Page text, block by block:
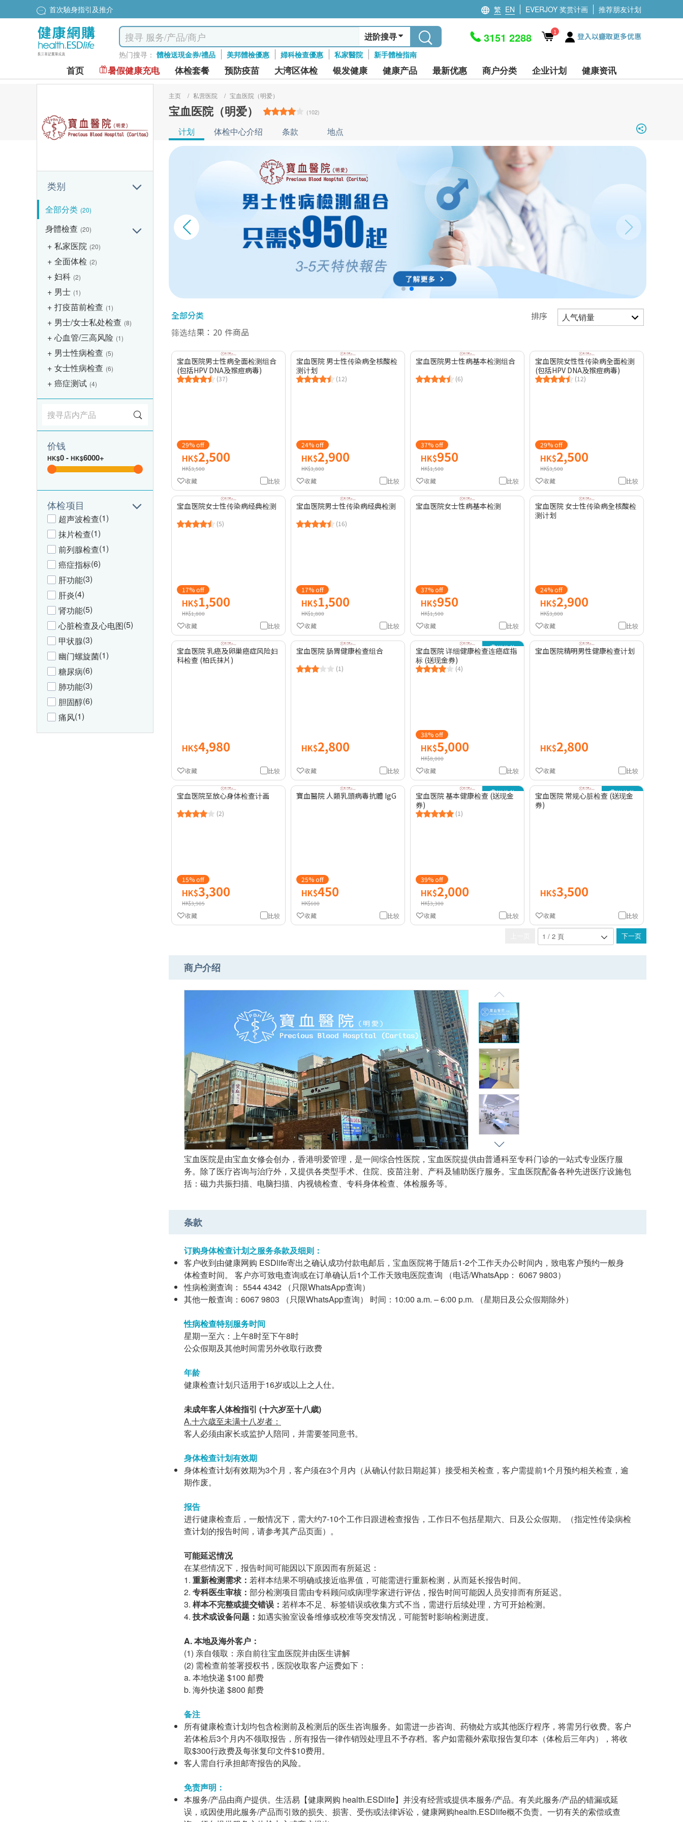
首次驗身指引及推介 繁 EN EVERJOY 奖赏计画 推荐朋友计划
进阶搜寻
热门搜寻： 體檢送現金券/禮品 美邦體檢優惠 婦科檢查優惠 私家醫院 新手體檢指南
3151 2288 1 登入以赚取更多优惠
首页 暑假健康充电 体检套餐 预防疫苗 大湾区体检 银发健康 健康产品 最新优惠 商户分类 企业计划 健康资讯
类别
全部分类 (20)
身體檢查 (20)
私家医院 (20)
全面体检 (2)
妇科 (2)
男士 (1)
打疫苗前检查 (1)
男士/女士私处检查 (8)
心血管/三高风险 (1)
男士性病检查 (5)
女士性病检查 (6)
癌症测试 (4)
价钱
HK$0- HK$6000+
体检项目
超声波检查(1)
抹片检查(1)
前列腺检查(1)
癌症指标(6)
肝功能(3)
肝炎(4)
肾功能(5)
心脏检查及心电图(5)
甲状腺(3)
幽门螺旋菌(1)
糖尿病(6)
肺功能(3)
胆固醇(6)
痛风(1)
主页 / 私营医院 / 宝血医院（明爱）
宝血医院（明爱） (102)
计划 体检中心介绍 条款 地点
全部分类
排序
筛选结果：20 件商品
宝血医院男士性病全面检测组合
(包括HPV DNA及猴痘病毒)
(37)
29% off
HK$2,500
HK$3,500
比较
收藏
宝血医院 男士性传染病全核酸检
测计划
(12)
24% off
HK$2,900
HK$3,800
比较
收藏
宝血医院男士性病基本检测组合
(6)
37% off
HK$950
HK$1,500
比较
收藏
宝血医院女性性传染病全面检测
(包括HPV DNA及猴痘病毒)
(12)
29% off
HK$2,500
HK$3,500
比较
收藏
宝血医院女士性传染病经典检测
(5)
17% off
HK$1,500
HK$1,800
比较
收藏
宝血医院男士性传染病经典检测
(16)
17% off
HK$1,500
HK$1,800
比较
收藏
宝血医院女士性病基本检测
37% off
HK$950
HK$1,500
比较
收藏
宝血医院 女士性传染病全核酸检
测计划
24% off
HK$2,900
HK$3,800
比较
收藏
宝血医院 乳癌及卵巢癌症风险妇
科检查 (柏氏抹片)
HK$4,980
比较
收藏
宝血医院 肠胃健康检查组合
(1)
HK$2,800
比较
收藏
送礼物
宝血医院 详细健康检查连癌症指
标 (送现金券)
(4)
38% off
HK$5,000
HK$8,000
比较
收藏
宝血医院精明男性健康检查计划
HK$2,800
比较
收藏
宝血医院至放心身体检查计画
(2)
15% off
HK$3,300
HK$3,905
比较
收藏
寶血醫院 人類乳頭病毒抗體 IgG
25% off
HK$450
HK$600
比较
收藏
送礼物
宝血医院 基本健康检查 (送现金
券)
(1)
39% off
HK$2,000
HK$3,300
比较
收藏
送礼物
宝血医院 常规心脏检查 (送现金
券)
HK$3,500
比较
收藏
下一页
商户介绍
宝血医院是由宝血女修会创办，香港明爱管理，是一间综合性医院，宝血医院提供由普通科至专科门诊的一站式专业医疗服
务。除了医疗咨询与治疗外，又提供各类型手术、住院、疫苗注射、产科及辅助医疗服务。宝血医院配备各种先进医疗设施包
括：磁力共振扫描、电脑扫描、内视镜检查、专科身体检查、体检服务等。
条款
订购身体检查计划之服务条款及细则：
客户收到由健康网购 ESDlife寄出之确认成功付款电邮后，宝血医院将于随后1-2个工作天办公时间内，致电客户预约一般身
体检查时间。 客户亦可致电查询或在订单确认后1个工作天致电医院查询 （电话/WhatsApp： 6067 9803）
性病检测查询： 5544 4342 （只限WhatsApp查询）
其他一般查询：6067 9803 （只限WhatsApp查询） 时间：10:00 a.m. – 6:00 p.m. （星期日及公众假期除外）
性病检查特别服务时间
星期一至六：上午8时至下午8时
公众假期及其他时间需另外收取行政费
年龄
健康检查计划只适用于16岁或以上之人仕。
未成年客人体检指引 (十六岁至十八歳)
A.十六歳至未满十八岁者：
客人必须由家长或监护人陪同 ， 并需要签同意书。
身体检查计划有效期
身体检查计划有效期为3个月，客户须在3个月内（从确认付款日期起算）接受相关检查，客户需提前1个月预约相关检查，逾
期作废。
报告
进行健康检查后，一般情况下，需大约7-10个工作日跟进检查报告，工作日不包括星期六、日及公众假期。（指定性传染病检
查计划的报告时间，请参考其产品页面）。
可能延迟情况
在某些情况下，报告时间可能因以下原因而有所延迟：
重新检测需求： 若样本结果不明确或接近临界值，可能需进行重新检测，从而延长报告时间。
专科医生审核： 部分检测项目需由专科顾问或病理学家进行评估，报告时间可能因人员安排而有所延迟。
样本不完整或提交错误： 若样本不足、标签错误或收集方式不当，需进行后续处理，方可开始检测。
技术或设备问题： 如遇实验室设备维修或校准等突发情况，可能暂时影响检测进度。
A. 本地及海外客户：
(1) 亲自领取：亲自前往宝血医院并由医生讲解
(2) 需检查前签署授权书，医院收取客户运费如下：
a. 本地快递 $100 邮费
b. 海外快递 $800 邮费
备注
所有健康检查计划均包含检测前及检测后的医生咨询服务。如需进一步咨询、药物处方或其他医疗程序，将需另行收费。客户
若体检后3个月内不领取报告，所有报告一律作销毁处理且不予存档。客户如需额外索取报告复印本（体检后三年内），将收
取$300行政费及每张复印文件$10费用。
客人需自行承担邮寄报告的风险。
免责声明：
本服务/产品由商户提供。生活易【健康网购 health.ESDlife】并没有经营或提供本服务/产品。有关此服务/产品的错漏或延
误，或因使用此服务/产品而引致的损失、损害、受伤或法律诉讼，健康网购health.ESDlife概不负责。一切有关的索偿或查